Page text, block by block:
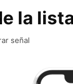
la
señal